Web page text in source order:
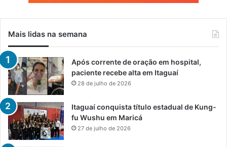
Mais lidas na semana
Após corrente de oração em hospital,
paciente recebe alta em Itaguaí
28 de julho de 2026
Itaguaí conquista título estadual de Kung-
fu Wushu em Maricá
27 de julho de 2026